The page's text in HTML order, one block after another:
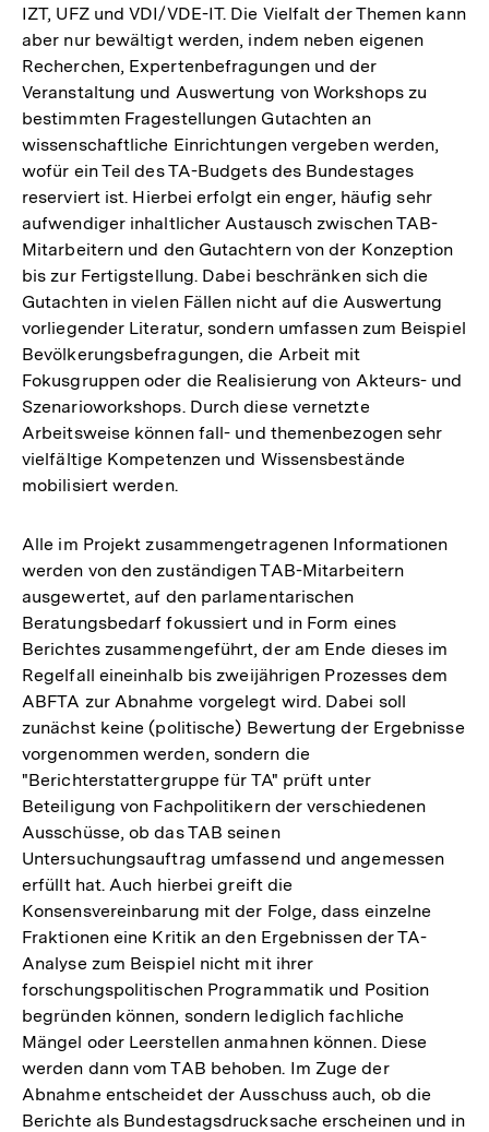
IZT, UFZ und VDI/VDE-IT. Die Vielfalt der Themen kann
aber nur bewältigt werden, indem neben eigenen
Recherchen, Expertenbefragungen und der
Veranstaltung und Auswertung von Workshops zu
bestimmten Fragestellungen Gutachten an
wissenschaftliche Einrichtungen vergeben werden,
wofür ein Teil des TA-Budgets des Bundestages
reserviert ist. Hierbei erfolgt ein enger, häufig sehr
aufwendiger inhaltlicher Austausch zwischen TAB-
Mitarbeitern und den Gutachtern von der Konzeption
bis zur Fertigstellung. Dabei beschränken sich die
Gutachten in vielen Fällen nicht auf die Auswertung
vorliegender Literatur, sondern umfassen zum Beispiel
Bevölkerungsbefragungen, die Arbeit mit
Fokusgruppen oder die Realisierung von Akteurs- und
Szenarioworkshops. Durch diese vernetzte
Arbeitsweise können fall- und themenbezogen sehr
vielfältige Kompetenzen und Wissensbestände
mobilisiert werden.
Alle im Projekt zusammengetragenen Informationen
werden von den zuständigen TAB-Mitarbeitern
ausgewertet, auf den parlamentarischen
Beratungsbedarf fokussiert und in Form eines
Berichtes zusammengeführt, der am Ende dieses im
Regelfall eineinhalb bis zweijährigen Prozesses dem
ABFTA zur Abnahme vorgelegt wird. Dabei soll
zunächst keine (politische) Bewertung der Ergebnisse
vorgenommen werden, sondern die
"Berichterstattergruppe für TA" prüft unter
Beteiligung von Fachpolitikern der verschiedenen
Ausschüsse, ob das TAB seinen
Untersuchungsauftrag umfassend und angemessen
erfüllt hat. Auch hierbei greift die
Konsensvereinbarung mit der Folge, dass einzelne
Fraktionen eine Kritik an den Ergebnissen der TA-
Analyse zum Beispiel nicht mit ihrer
forschungspolitischen Programmatik und Position
begründen können, sondern lediglich fachliche
Mängel oder Leerstellen anmahnen können. Diese
werden dann vom TAB behoben. Im Zuge der
Abnahme entscheidet der Ausschuss auch, ob die
Berichte als Bundestagsdrucksache erscheinen und in